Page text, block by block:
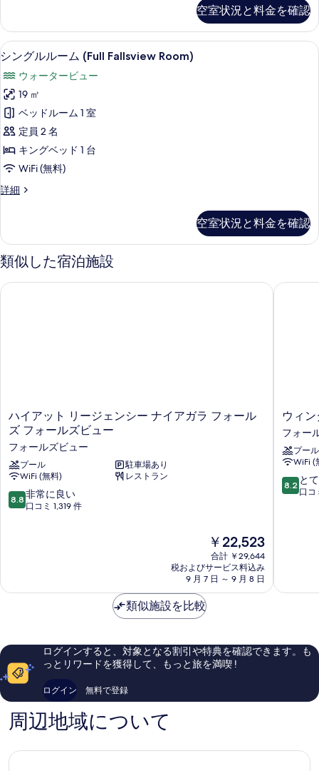
る
ビ
ュ
ー
の
す
べ
て
の
写
真
示
す
る
ル
ー
ム
テ
ィ
ビ
ュ
ー
の
詳
細
空室状況と料金を確認
シ
グ
ル
ル
ー
ム
(Full
Fallsview
す
べ
て
す
る
デスク、ノートパソコン用作業スペ
5
シングルルーム (Full Fallsview Room)
ウォータービュー
19 ㎡
ベッドルーム 1 室
定員 2 名
キングベッド 1 台
WiFi (無料)
詳細
シ
ル
ー
ム
(Full
Fallsview
空室状況と料金を確認
類似した宿泊施設
ハ
イ
ッ
ト
リ
ー
ジ
ア
ォ
ル
ズ
ー
ビ
ハイアット リージェンシー ナイアガラ フォール
ズ フォールズビュー
フォールズビュー
プール
駐車場あり
WiFi (無料)
レストラン
10
段
良
ミ
1,319
件
件
の
口
コ
8.8 非常に良い
口コミ 1,319 件
現
在
の
料
金
￥22,523
合計 ￥29,644
税およびサービス料込み
9 月 7 日 ～ 9 月 8 日
ハイアット リージェンシー ナイアガラ フォールズ フォール
ウ
ィ
ン
ダ
ム
グ
ラ
ビ
テ
ル
ュ
ウィ
フォー
プール
WiFi (
10
段
い、
6,597
件
8.2 と
口コ
ウィン
類似施設を比較
ログインすると、対象となる割引や特典を確認できます。も
っとリワードを獲得して、もっと旅を満喫 !
ログイン 無料で登録
周辺地域について